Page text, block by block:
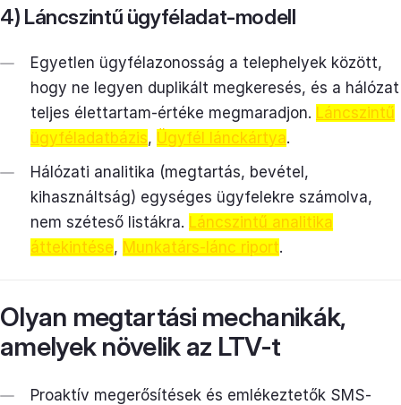
4) Láncszintű ügyféladat-modell
Egyetlen ügyfélazonosság a telephelyek között,
hogy ne legyen duplikált megkeresés, és a hálózat
teljes élettartam-értéke megmaradjon. Láncszintű
ügyféladatbázis, Ügyfél lánckártya.
Hálózati analitika (megtartás, bevétel,
kihasználtság) egységes ügyfelekre számolva,
nem széteső listákra. Láncszintű analitika
áttekintése, Munkatárs-lánc riport.
Olyan megtartási mechanikák,
amelyek növelik az LTV-t
Proaktív megerősítések és emlékeztetők SMS-